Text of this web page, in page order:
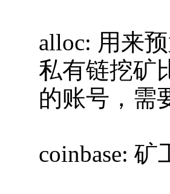
alloc: 用来
私有链挖矿
的账号，需
coinbase: